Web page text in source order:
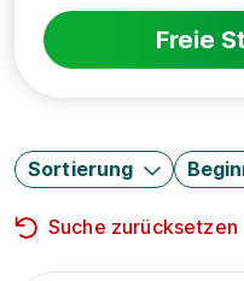
Freie
Sortierung
Suche zurücksetzen